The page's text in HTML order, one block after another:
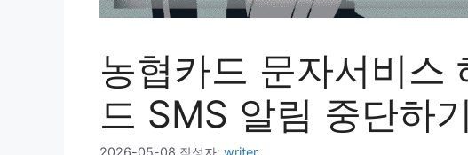
농협카드 문자서비스
드 SMS 알림 중단하